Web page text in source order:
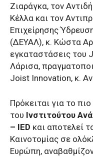
Ζιαράγκα, τον
Κέλλα και τον
Επιχείρησης
(ΔΕΥΑΛ), κ. Κώστα
εγκαταστάσεις του
Λάρισα,
Joist Innovation, κ.
Πρόκειται για το
του Ινστιτούτου
– IED και αποτελεί
Καινοτομίας σε
Ευρώπη,